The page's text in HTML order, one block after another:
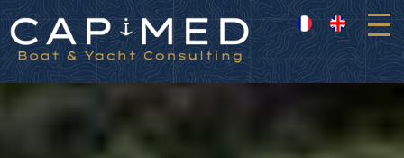
Panneau de gestion des cookies